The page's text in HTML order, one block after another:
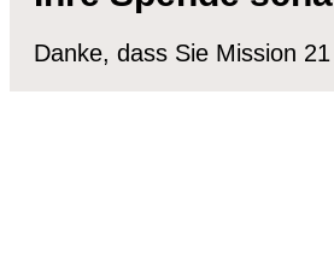
Danke, dass Sie Mission